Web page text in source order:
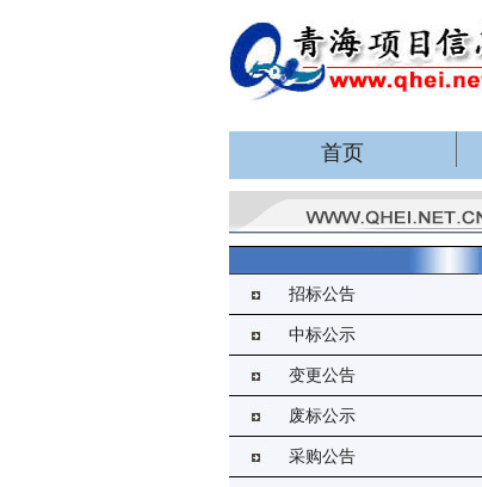
首页
招标公告
中标公示
变更公告
废标公示
采购公告